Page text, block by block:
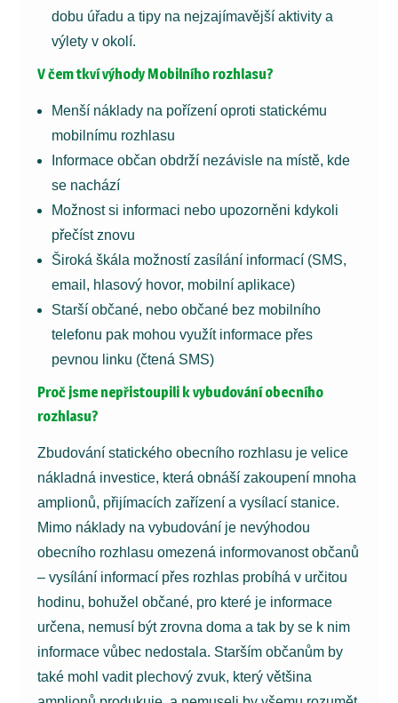
dobu úřadu a tipy na nejzajímavější aktivity a
výlety v okolí.
V čem tkví výhody Mobilního rozhlasu?
Menší náklady na pořízení oproti statickému
mobilnímu rozhlasu
Informace občan obdrží nezávisle na místě, kde
se nachází
Možnost si informaci nebo upozorněni kdykoli
přečíst znovu
Široká škála možností zasílání informací (SMS,
email, hlasový hovor, mobilní aplikace)
Starší občané, nebo občané bez mobilního
telefonu pak mohou využít informace přes
pevnou linku (čtená SMS)
Proč jsme nepřistoupili k vybudování obecního
rozhlasu?
Zbudování statického obecního rozhlasu je velice
nákladná investice, která obnáší zakoupení mnoha
amplionů, přijímacích zařízení a vysílací stanice.
Mimo náklady na vybudování je nevýhodou
obecního rozhlasu omezená informovanost občanů
– vysílání informací přes rozhlas probíhá v určitou
hodinu, bohužel občané, pro které je informace
určena, nemusí být zrovna doma a tak by se k nim
informace vůbec nedostala. Starším občanům by
také mohl vadit plechový zvuk, který většina